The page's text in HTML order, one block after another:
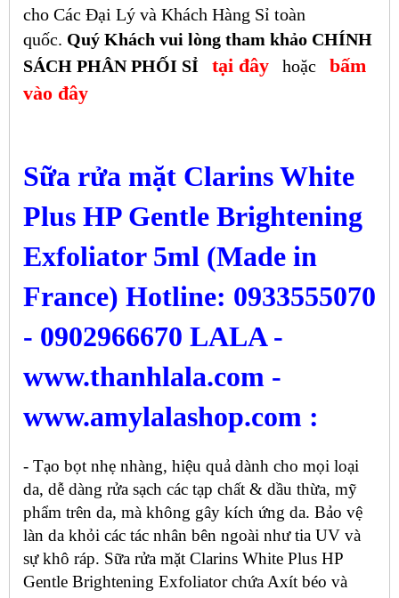
cho Các Đại Lý và Khách Hàng Sỉ toàn
quốc. Quý Khách vui lòng tham khảo CHÍNH
SÁCH PHÂN PHỐI SỈ
tại đây hoặc bấm
vào đây
Sữa rửa mặt Clarins White
Plus HP Gentle Brightening
Exfoliator 5ml (Made in
France) Hotline: 0933555070
- 0902966670 LALA -
www.thanhlala.com -
www.amylalashop.com :
- Tạo bọt nhẹ nhàng, hiệu quả dành cho mọi loại
da, dễ dàng rửa sạch các tạp chất & dầu thừa, mỹ
phẩm trên da, mà không gây kích ứng da. Bảo vệ
làn da khỏi các tác nhân bên ngoài như tia UV và
sự khô ráp. Sữa rửa mặt Clarins White Plus HP
Gentle Brightening Exfoliator chứa Axít béo và